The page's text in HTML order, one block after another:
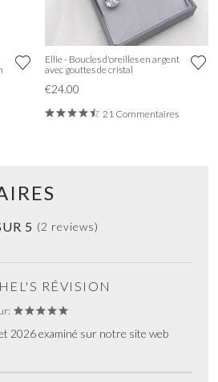
Ellie - Boucles d'oreilles en argent
avec gouttes de cristal
€24.00
21 Commentaires
5 (2 reviews)
RÉVISION
2026 examiné sur notre site web